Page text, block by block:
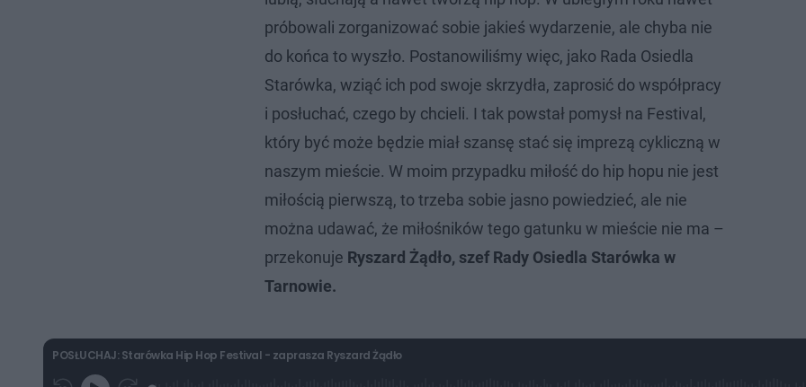
próbowali zorganizować sobie jakieś wydarzenie, ale chyba nie
do końca to wyszło. Postanowiliśmy więc, jako Rada Osiedla
Starówka, wziąć ich pod swoje skrzydła, zaprosić do współpracy
i posłuchać, czego by chcieli. I tak powstał pomysł na Festival,
który być może będzie miał szansę stać się imprezą cykliczną w
naszym mieście. W moim przypadku miłość do hip hopu nie jest
miłością pierwszą, to trzeba sobie jasno powiedzieć, ale nie
można udawać, że miłośników tego gatunku w mieście nie ma –
przekonuje Ryszard Żądło, szef Rady Osiedla Starówka w
Tarnowie.
POSŁUCHAJ: Starówka Hip Hop Festival - zaprasza Ryszard Żądło
P